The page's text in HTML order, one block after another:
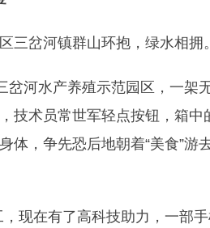
三岔河镇群山环抱，绿水相拥。
岔河水产养殖示范园区，一架
技术员常世军轻点按钮，箱
体，争先恐后地朝着“美食”
，现在有了高科技助力，一部